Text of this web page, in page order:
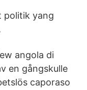
politik yang
angola di
en gångskulle
caporaso